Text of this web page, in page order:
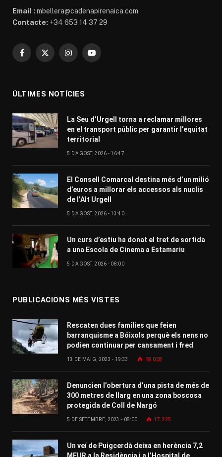
Email : mbellera@cadenapirenaica.com
Contacte: +34 653 14 37 29
Facebook
X
InstagramYouTube
ÚLTIMES NOTÍCIES
La Seu d’Urgell torna a reclamar millores
en el transport públic per garantir l’equitat
territorial
5 D'AGOST, 2026 - 16:47
El Consell Comarcal destina més d’un milió
d’euros a millorar els accessos als nuclis
de l’Alt Urgell
5 D'AGOST, 2026 - 13:40
Un curs d’estiu ha donat el tret de sortida
a una Escola de Cinema a Estamariu
5 D'AGOST, 2026 - 08:00
PUBLICACIONS MÉS VISTES
Rescaten dues famílies que feien
barranquisme a Bóixols perquè els nens no
podien continuar per cansament i fred
13 DE MAIG, 2023 - 19:33 18.028
Denuncien l’obertura d’una pista de més de
300 metres de llarg en una zona boscosa
protegida de Coll de Nargó
5 DE SETEMBRE, 2023 - 08:00 17.225
Un veí de Puigcerdà deixa en herència 7,2
MEUR a la Residència i a l’Hospital de